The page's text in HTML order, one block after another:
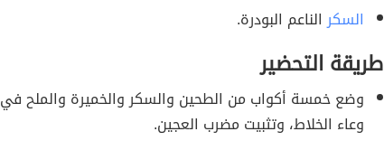
السكرالناعم البودرة.
طريقة التحضير
وضع خمسة أكواب من الطحين والسكر والخميرة والملح في
وعاء الخلاط، وتثبيت مضرب العجين.